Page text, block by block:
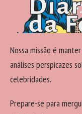
Nossa missão é
análises perspicazes
celebridades.
Prepare-se para